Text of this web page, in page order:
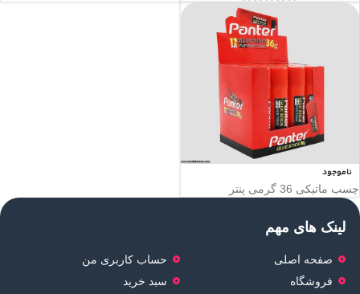
ناموجود
چسب ماتیکی 36 گرمی پنتر
لینک های مهم
صفحه اصلی
فروشگاه
حساب کاربری من
سبد خرید